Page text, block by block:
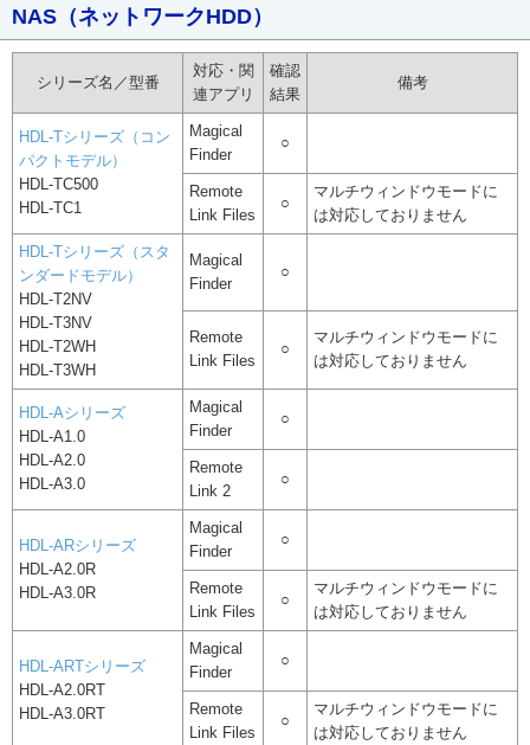
NAS（ネットワークHDD）
シリーズ名／型番
対応・関
連アプリ
確認
結果
備考
HDL-Tシリーズ（コン
パクトモデル）
HDL-TC500
HDL-TC1
Magical
Finder
○
Remote
Link Files
○
マルチウィンドウモードに
は対応しておりません
HDL-Tシリーズ（スタ
ンダードモデル）
HDL-T2NV
HDL-T3NV
HDL-T2WH
HDL-T3WH
Magical
Finder
○
Remote
Link Files
○
マルチウィンドウモードに
は対応しておりません
HDL-Aシリーズ
HDL-A1.0
HDL-A2.0
HDL-A3.0
Magical
Finder
○
Remote
Link 2
○
HDL-ARシリーズ
HDL-A2.0R
HDL-A3.0R
Magical
Finder
○
Remote
Link Files
○
マルチウィンドウモードに
は対応しておりません
HDL-ARTシリーズ
HDL-A2.0RT
HDL-A3.0RT
Magical
Finder
○
Remote
Link Files
○
マルチウィンドウモードに
は対応しておりません